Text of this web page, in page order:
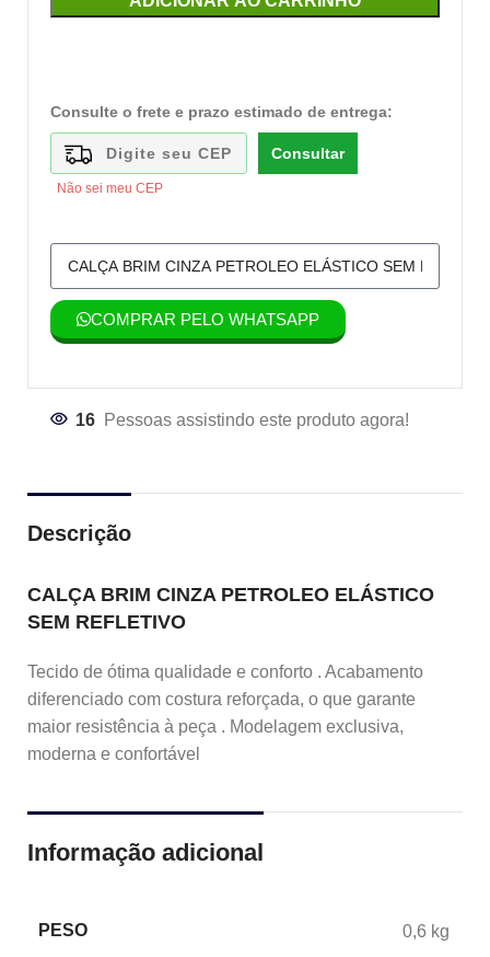
Consulte o frete e prazo estimado de entrega:
Consultar
Não sei meu CEP
COMPRAR PELO WHATSAPP
16 Pessoas assistindo este produto agora!
Descrição
CALÇA BRIM CINZA PETROLEO ELÁSTICO
SEM REFLETIVO
Tecido de ótima qualidade e conforto . Acabamento
diferenciado com costura reforçada, o que garante
maior resistência à peça . Modelagem exclusiva,
moderna e confortável
Informação adicional
PESO 0,6 kg